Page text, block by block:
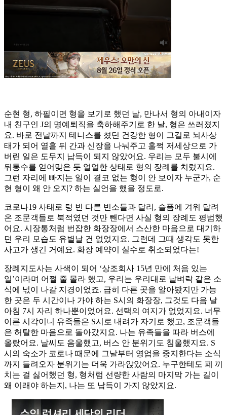
순현 형, 하필이면 형을 보기로 했던 날, 만나서 형의 아내이자
내 친구인 J의 명예퇴직을 축하해주기로 한 날, 형은 쓰러졌지
요. 바로 전날까지 테니스를 쳤던 건강한 형이 그길로 뇌사상
태가 되어 열흘 뒤 간과 신장을 나눠주고 훌쩍 저세상으로 가
버린 일은 도무지 납득이 되지 않았어요. 우리는 모두 불시에
뒤통수를 얻어맞은 듯 얼얼한 상태로 형의 장례를 치렀지요.
그런 자리에 빠지는 일이 결코 없는 형이 안 보이자 누군가, 순
현 형이 왜 안 오지? 하는 실언을 했을 정도로.
코로나19 사태로 텅 빈 다른 빈소들과 달리, 슬픔에 겨워 달려
온 조문객들로 북적였던 것만 뺀다면 사실 형의 장례도 평범했
어요. 시장통처럼 번잡한 화장장에서 스산한 마음으로 대기하
던 우리 모습도 유별날 건 없었지요. 그런데 그때 생각도 못한
사고가 생긴 거예요. 화장 예약이 실수로 취소되었다는!
장례지도사는 사색이 되어 ‘상조회사 15년 만에 처음 있는
일’이라며 어쩔 줄 몰라 했고, 우리는 우리대로 날벼락 같은 소
식에 넋이 나갈 지경이었죠. 급히 다른 곳을 알아봤지만 가능
한 곳은 두 시간이나 가야 하는 S시의 화장장, 그것도 다음 날
아침 7시 자리 하나뿐이었어요. 선택의 여지가 없었지요. 너무
이른 시각이니 유족들은 S시로 내려가 자기로 했고, 조문객들
은 허탈한 마음으로 돌아갔지요. 나는 유족들을 따라 버스에
올랐어요. 날씨도 음울했고, 버스 안 분위기도 침울했지요. S
시의 숙소가 코로나 때문에 그날부터 영업을 중지한다는 소식
까지 들려오자 분위기는 더욱 가라앉았어요. 누구한테도 폐 끼
치는 걸 싫어했던 형, 형처럼 선량한 사람의 마지막 가는 길이
왜 이래야 하는지, 나는 또 납득이 가지 않았지요.